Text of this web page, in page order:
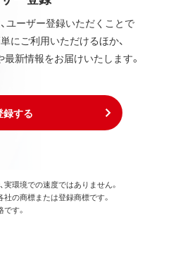
ユーザー登録いただくことで
にご利用いただけるほか、
新情報をお届けいたします。
録する
環境での速度ではありません。
の商標または登録商標です。
す。